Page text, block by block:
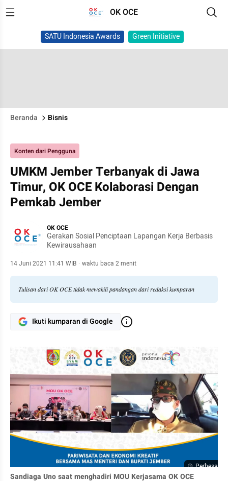
OK OCE
SATU Indonesia Awards Green Initiative
Beranda Bisnis
Konten dari Pengguna
UMKM Jember Terbanyak di Jawa
Timur, OK OCE Kolaborasi Dengan
Pemkab Jember
OK OCE
Gerakan Sosial Penciptaan Lapangan Kerja Berbasis
Kewirausahaan
14 Juni 2021 11:41 WIB · waktu baca 2 menit
Tulisan dari OK OCE tidak mewakili pandangan dari redaksi kumparan
Ikuti kumparan di Google
Perbesar
Sandiaga Uno saat menghadiri MOU Kerjasama OK OCE